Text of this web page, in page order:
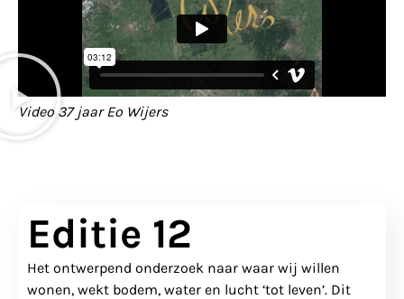
Video 37 jaar Eo Wijers
Editie 12
Het ontwerpend onderzoek naar waar wij willen
wonen, wekt bodem, water en lucht ‘tot leven’. Dit